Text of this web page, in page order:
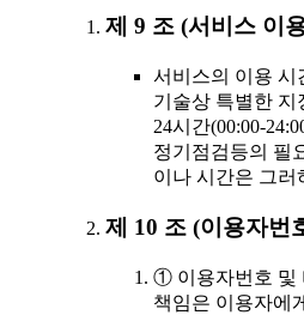
제 9 조 (서비스 이
서비스의 이용 시
기술상 특별한 지
24시간(00:00-
정기점검등의 필
이나 시간은 그러
제 10 조 (이용자번
① 이용자번호 및
책임은 이용자에